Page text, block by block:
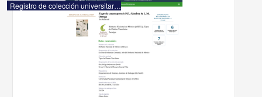
Registro de colección universitaria